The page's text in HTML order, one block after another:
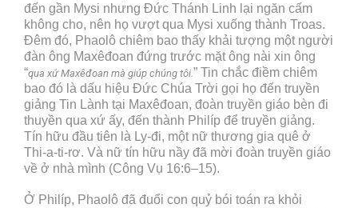
đến gần Mysi nhưng Đức Thánh Linh lại ngăn cấm
không cho, nên họ vượt qua Mysi xuống thành Troas.
Đêm đó, Phaolô chiêm bao thấy khải tượng một người
đàn ông Maxêđoan đứng trước mặt ông nài xin ông
“qua xứ Maxêđoan mà giúp chúng tôi. ” Tin chắc điềm chiêm
bao đó là dấu hiệu Đức Chúa Trời gọi họ đến truyền
giảng Tin Lành tại Maxêđoan, đoàn truyền giáo bèn đi
thuyền qua xứ ấy, đến thành Philíp để truyền giảng.
Tín hữu đầu tiên là Ly-đi, một nữ thương gia quê ở
Thi-a-ti-rơ. Và nữ tín hữu nầy đã mời đoàn truyền giáo
về ở nhà mình (Công Vụ 16:6–15).
Ở Philíp, Phaolô đã đuổi con quỷ bói toán ra khỏi